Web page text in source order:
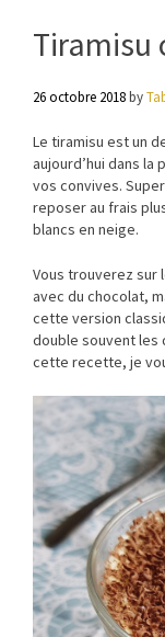
Tiramisu
26 octobre 2018by
Le tiramisu est un
aujourd’hui dans
vos convives.
reposer au frais
blancs en neige.
Vous trouverez sur
avec du chocolat,
cette version
double souvent les
cette recette, je